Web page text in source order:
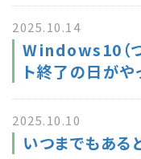
2025.10.14
Windows10（
ト終了の日がや
2025.10.10
いつまでもあ